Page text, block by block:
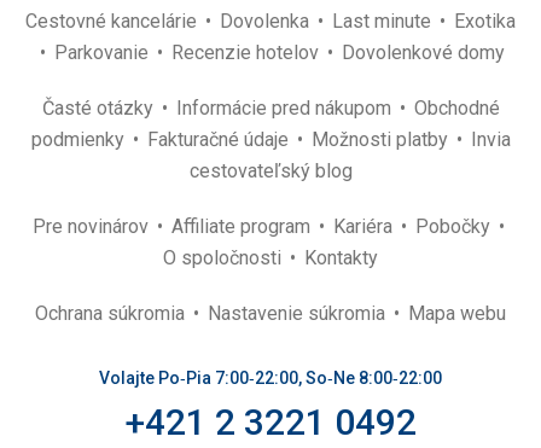
Cestovné kancelárie Dovolenka Last minute
Exotika
Parkovanie
Recenzie hotelov Dovolenkové domy
Časté otázky Informácie pred nákupom
Obchodné
podmienky
Fakturačné údaje Možnosti platby
Invia
cestovateľský blog
Pre novinárov Affiliate program Kariéra
Pobočky
O spoločnosti
Kontakty
Ochrana súkromia Nastavenie súkromia Mapa webu
Volajte Po‑Pia 7:00‑22:00, So‑Ne 8:00‑22:00
+421 2 3221 0492